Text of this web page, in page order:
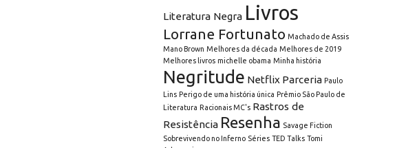
Literatura Negra Livros
Lorrane Fortunato Machado de Assis
Mano Brown Melhores da década Melhores de 2019
Melhores livros michelle obama Minha história
Negritude Netflix Parceria Paulo
Lins Perigo de uma história única Prêmio São Paulo de
Literatura Racionais MC's Rastros de
Resistência Resenha Savage Fiction
Sobrevivendo no Inferno Séries TED Talks Tomi